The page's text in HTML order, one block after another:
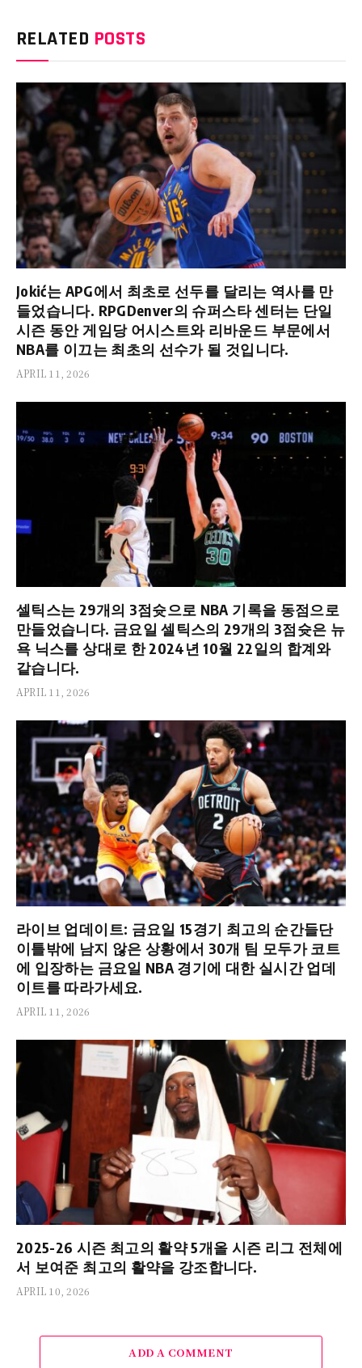
RELATED POSTS
Jokić는 APG에서 최초로 선두를 달리는 역사를 만
들었습니다. RPGDenver의 슈퍼스타 센터는 단일
시즌 동안 게임당 어시스트와 리바운드 부문에서
NBA를 이끄는 최초의 선수가 될 것입니다.
APRIL 11, 2026
셀틱스는 29개의 3점슛으로 NBA 기록을 동점으로
만들었습니다. 금요일 셀틱스의 29개의 3점슛은 뉴
욕 닉스를 상대로 한 2024년 10월 22일의 합계와
같습니다.
APRIL 11, 2026
라이브 업데이트: 금요일 15경기 최고의 순간들단
이틀밖에 남지 않은 상황에서 30개 팀 모두가 코트
에 입장하는 금요일 NBA 경기에 대한 실시간 업데
이트를 따라가세요.
APRIL 11, 2026
2025-26 시즌 최고의 활약 5개올 시즌 리그 전체에
서 보여준 최고의 활약을 강조합니다.
APRIL 10, 2026
ADD A COMMENT